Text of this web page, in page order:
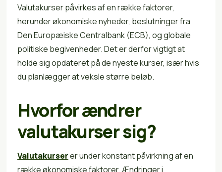
Valutakurser påvirkes af en række faktorer,
herunder økonomiske nyheder, beslutninger fra
Den Europæiske Centralbank (ECB), og globale
politiske begivenheder. Det er derfor vigtigt at
holde sig opdateret på de nyeste kurser, især hvis
du planlægger at veksle større beløb.
Hvorfor ændrer
valutakurser sig?
Valutakurserer under konstant påvirkning af en
række økonomiske faktorer. Ændringer i